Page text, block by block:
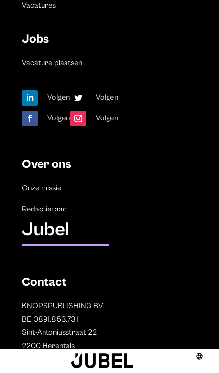
Vacatures
Jobs
Vacature plaatsen
Volgen Volgen
Volgen Volgen
Over ons
Onze missie
Redactieraad
Jubel
Contact
KNOPSPUBLISHING BV
BE 0891.853.731
Sint-Antoniusstraat 22
2200 Herentals